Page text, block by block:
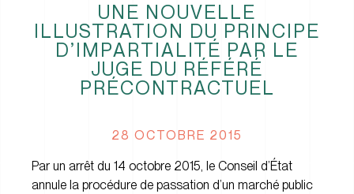
UNE NOUVELLE
ILLUSTRATION DU PRINCIPE
D’IMPARTIALITÉ PAR LE
JUGE DU RÉFÉRÉ
PRÉCONTRACTUEL
28 OCTOBRE 2015
Par un arrêt du 14 octobre 2015, le Conseil d’État
annule la procédure de passation d’un marché public